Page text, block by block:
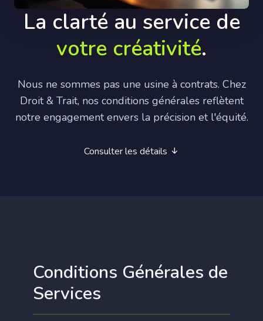
La clarté au service de
votre créativité.
Nous ne sommes pas une usine à contrats. Chez
Droit & Trait, nos conditions générales reflètent
notre engagement envers la précision et l'équité.
Consulter les détails
Conditions Générales de
Services